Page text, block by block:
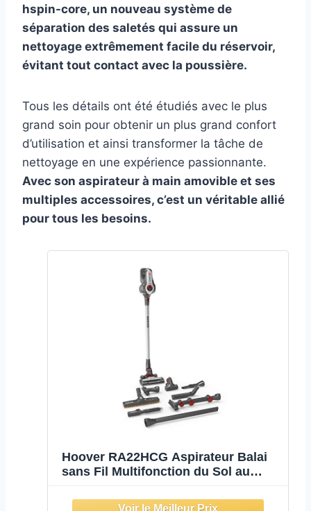
hspin-core, un nouveau système de
séparation des saletés qui assure un
nettoyage extrêmement facile du réservoir,
évitant tout contact avec la poussière.
Tous les détails ont été étudiés avec le plus
grand soin pour obtenir un plus grand confort
d’utilisation et ainsi transformer la tâche de
nettoyage en une expérience passionnante.
Avec son aspirateur à main amovible et ses
multiples accessoires, c’est un véritable allié
pour tous les besoins.
Hoover RA22HCG Aspirateur Balai
sans Fil Multifonction du Sol au
Métallisé/Rouge